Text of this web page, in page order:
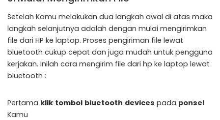
Setelah Kamu melakukan dua langkah awal di atas maka
langkah selanjutnya adalah dengan mulai mengirimkan
file dari HP ke laptop. Proses pengiriman file lewat
bluetooth cukup cepat dan juga mudah untuk pengguna
kerjakan. Inilah cara mengirim file dari hp ke laptop lewat
bluetooth :
Pertama klik tombol bluetooth devices pada ponsel
Kamu